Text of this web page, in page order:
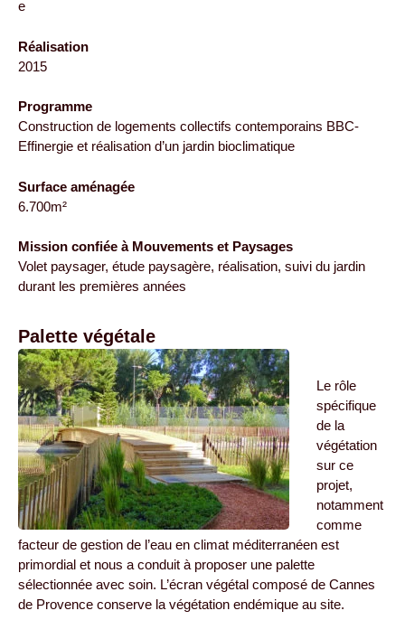
e
Réalisation
2015
Programme
Construction de logements collectifs contemporains BBC-
Effinergie et réalisation d’un jardin bioclimatique
Surface aménagée
6.700m²
Mission confiée à Mouvements et Paysages
Volet paysager, étude paysagère, réalisation, suivi du jardin
durant les premières années
Palette végétale
Le rôle
spécifique
de la
végétation
sur ce
projet,
notamment
comme
facteur de gestion de l’eau en climat méditerranéen est
primordial et nous a conduit à proposer une palette
sélectionnée avec soin. L’écran végétal composé de Cannes
de Provence conserve la végétation endémique au site.